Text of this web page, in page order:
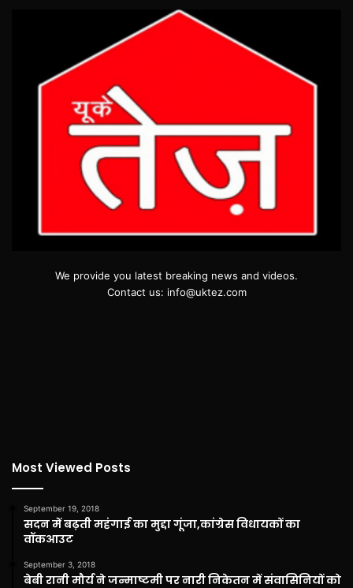
We provide you latest breaking news and videos.
Contact us: info@uktez.com
Most Viewed Posts
September 19, 2018
सदन में बढ़ती महंगाई का मुद्दा गूंजा,कांग्रेस विधायकों का
वॉकआउट
September 3, 2018
बेबी रानी मौर्य ने जन्माष्टमी पर नारी निकेतन में संवासिनियों को